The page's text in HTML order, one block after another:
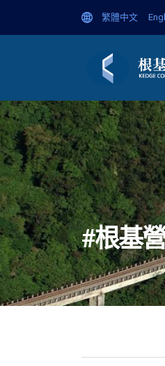
繁體中文
#根基